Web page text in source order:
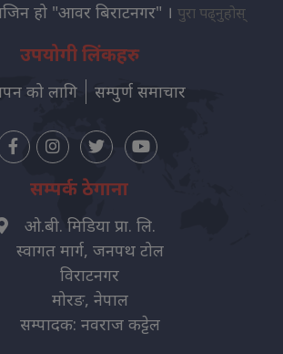
हो "आवर बिराटनगर" । पुरा पढ्नुहोस्
उपयोगी लिंकहरु
को लागि सम्पुर्ण समाचार
सम्पर्क ठेगाना
ओ.बी. मिडिया प्रा. लि.
स्वागत मार्ग, जनपथ टोल
विराटनगर
मोरङ, नेपाल
सम्पादक: नवराज कट्टेल